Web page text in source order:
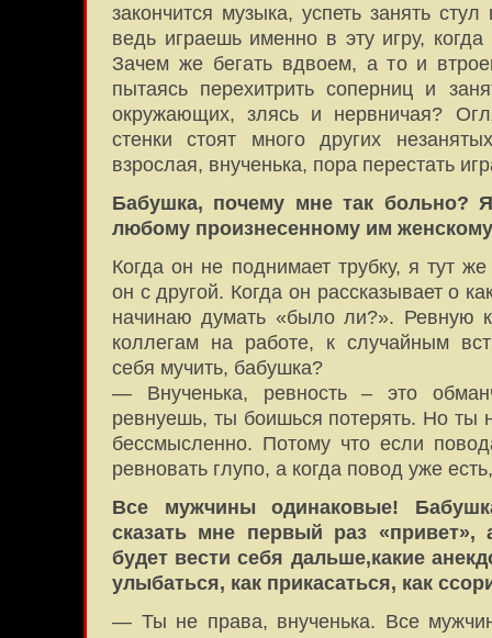
закончится музыка, успеть занять
ведь играешь именно в эту игру,
Зачем же бегать вдвоем, а то и
пытаясь перехитрить соперниц и
окружающих, злясь и нервничая?
стенки стоят много других
взрослая, внученька, пора перестать
Бабушка, почему мне так больно?
любому произнесенному им
Когда он не поднимает трубку, я тут
он с другой. Когда он рассказывает о
начинаю думать «было ли?». Ревную
коллегам на работе, к случайным
себя мучить, бабушка?
— Внученька, ревность – это
ревнуешь, ты боишься потерять. Но ты
бессмысленно. Потому что если
ревновать глупо, а когда повод уже
Все мужчины одинаковые!
сказать мне первый раз
будет вести себя дальше,какие
улыбаться, как прикасаться, как
— Ты не права, внученька. Все